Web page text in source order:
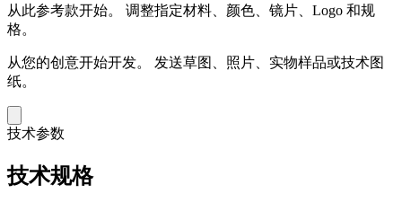
从此参考款开始。 调整指定材料、颜色、镜片、Logo 和规
格。
从您的创意开始开发。 发送草图、照片、实物样品或技术图
纸。
技术参数
技术规格